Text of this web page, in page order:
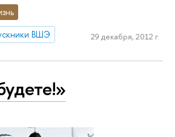
ВШЭ 29 декабря, 2012 г.